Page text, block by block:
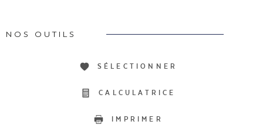
NOS OUTILS
SÉLECTIONNER
CALCULATRICE
IMPRIMER